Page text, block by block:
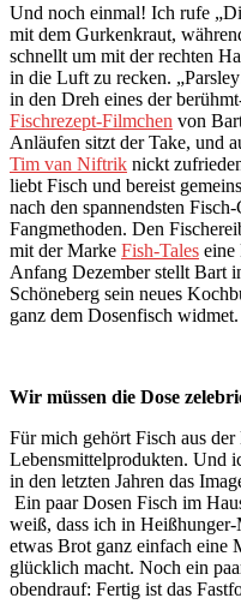
Und noch einmal! Ich rufe
mit dem Gurkenkraut,
schnellt um mit der rechten
in die Luft zu recken.
in den Dreh eines der
Fischrezept-Filmchen von
Anläufen sitzt der Take, und
Tim van Niftrik nickt
liebt Fisch und bereist
nach den spannendsten
Fangmethoden. Den
mit der Marke Fish-Tales eine
Anfang Dezember stellt Bart
Schöneberg sein neues
ganz dem Dosenfisch widmet.
Wir müssen die Dose
Für mich gehört Fisch aus
Lebensmittelprodukten. Und
in den letzten Jahren das
Ein paar Dosen Fisch im
weiß, dass ich in
etwas Brot ganz einfach eine
glücklich macht. Noch ein
obendrauf: Fertig ist das